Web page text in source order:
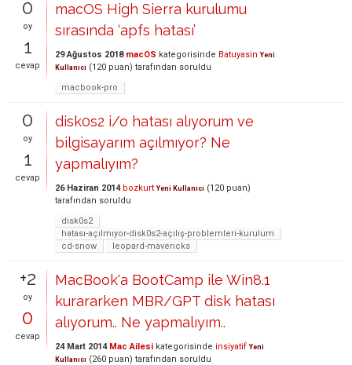
0
oy
1
cevap
macOS High Sierra kurulumu
sırasında ‘apfs hatası’
29 Ağustos 2018 macOS kategorisinde Batuyasin Yeni
Kullanıcı (120 puan) tarafından soruldu
macbook-pro
0
oy
1
cevap
disk0s2 i/o hatası alıyorum ve
bilgisayarım açılmıyor? Ne
yapmalıyım?
26 Haziran 2014 bozkurt Yeni Kullanıcı (120 puan)
tarafından soruldu
disk0s2
hatası-açılmıyor-disk0s2-açılış-problemleri-kurulum
cd-snow
leopard-mavericks
+2
oy
0
cevap
MacBook'a BootCamp ile Win8.1
kurararken MBR/GPT disk hatası
alıyorum.. Ne yapmalıyım..
24 Mart 2014 Mac Ailesi kategorisinde insiyatif Yeni
Kullanıcı (260 puan) tarafından soruldu